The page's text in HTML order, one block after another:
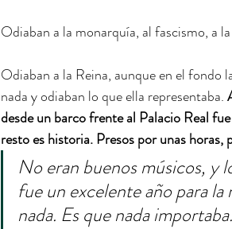
Odiaban a la monarquía, al fascismo, a
Odiaban a la Reina, aunque en el fondo
nada y odiaban lo que ella representaba.
desde un barco frente al Palacio Real
resto es historia. Presos por unas
No eran buenos músicos, y
fue un excelente año para
nada. Es que nada